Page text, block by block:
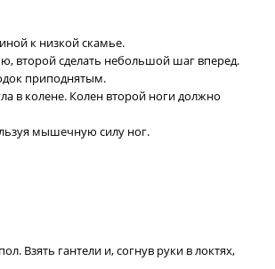
к низкой скамье.
второй сделать небольшой шаг вперед.
приподнятым.
в колене. Колен второй ноги должно
мышечную силу ног.
Взять гантели и, согнув руки в локтях,